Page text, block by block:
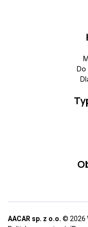
Do
AACAR sp. z o.o. © 2026